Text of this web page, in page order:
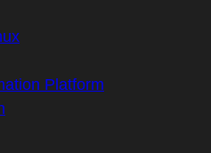
Platform